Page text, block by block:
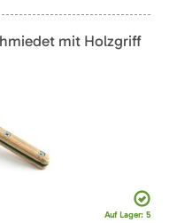
mit Holzgriff
Auf Lager: 5